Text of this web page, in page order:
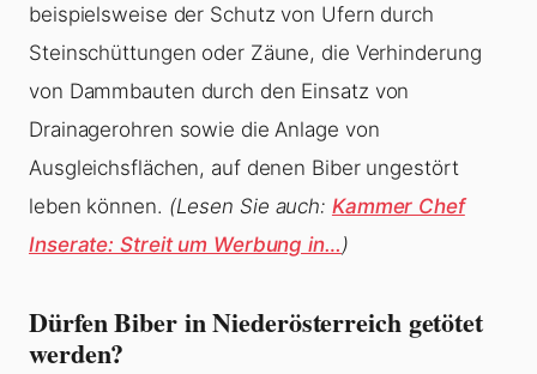
beispielsweise der Schutz von Ufern durch
Steinschüttungen oder Zäune, die Verhinderung
von Dammbauten durch den Einsatz von
Drainagerohren sowie die Anlage von
Ausgleichsflächen, auf denen Biber ungestört
leben können. (Lesen Sie auch: Kammer Chef
Inserate: Streit um Werbung in… )
Dürfen Biber in Niederösterreich getötet
werden?